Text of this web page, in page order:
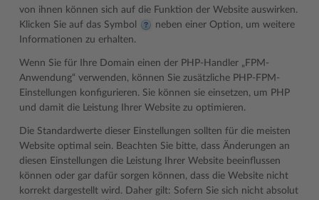
von ihnen können sich auf die Funktion der Website auswirken.
Klicken Sie auf das Symbol
neben einer Option, um weitere
Informationen zu erhalten.
Wenn Sie für Ihre Domain einen der PHP-Handler „FPM-
Anwendung“ verwenden, können Sie zusätzliche PHP-FPM-
Einstellungen konfigurieren. Sie können sie einsetzen, um PHP
und damit die Leistung Ihrer Website zu optimieren.
Die Standardwerte dieser Einstellungen sollten für die meisten
Website optimal sein. Beachten Sie bitte, dass Änderungen an
diesen Einstellungen die Leistung Ihrer Website beeinflussen
können oder gar dafür sorgen können, dass die Website nicht
korrekt dargestellt wird. Daher gilt: Sofern Sie sich nicht absolut